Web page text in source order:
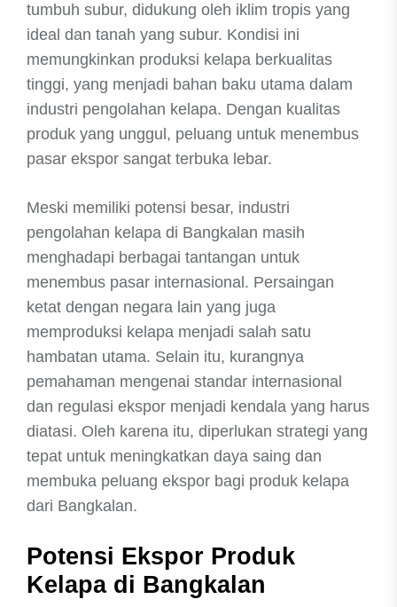
tumbuh subur, didukung oleh iklim tropis yang
ideal dan tanah yang subur. Kondisi ini
memungkinkan produksi kelapa berkualitas
tinggi, yang menjadi bahan baku utama dalam
industri pengolahan kelapa. Dengan kualitas
produk yang unggul, peluang untuk menembus
pasar ekspor sangat terbuka lebar.
Meski memiliki potensi besar, industri
pengolahan kelapa di Bangkalan masih
menghadapi berbagai tantangan untuk
menembus pasar internasional. Persaingan
ketat dengan negara lain yang juga
memproduksi kelapa menjadi salah satu
hambatan utama. Selain itu, kurangnya
pemahaman mengenai standar internasional
dan regulasi ekspor menjadi kendala yang harus
diatasi. Oleh karena itu, diperlukan strategi yang
tepat untuk meningkatkan daya saing dan
membuka peluang ekspor bagi produk kelapa
dari Bangkalan.
Potensi Ekspor Produk
Kelapa di Bangkalan